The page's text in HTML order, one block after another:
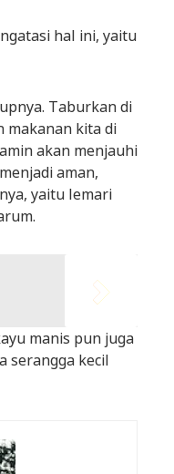
hal ini, yaitu
Taburkan di
makanan kita di
akan menjauhi
aman,
yaitu lemari
manis pun juga
serangga kecil